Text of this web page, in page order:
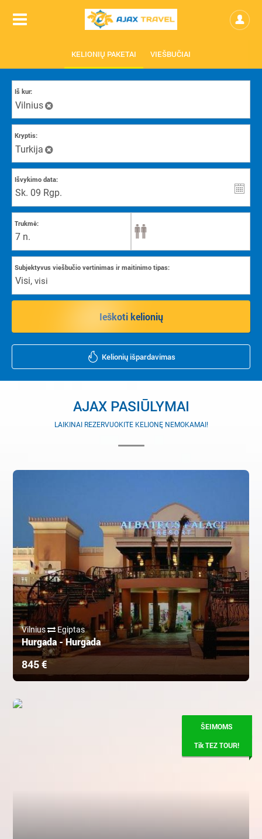
KELIONIŲ PAKETAI VIEŠBUČIAI
Iš kur:
Vilnius
Kryptis:
Turkija
Išvykimo data:
Trukmė:
7 n.
Subjektyvus viešbučio vertinimas ir maitinimo tipas:
Visi, visi
Ieškoti kelionių
Kelionių išpardavimas
AJAX PASIŪLYMAI
LAIKINAI REZERVUOKITE KELIONĘ NEMOKAMAI!
Vilnius Egiptas
Hurgada - Hurgada
845 €
ŠEIMOMS
Tik TEZ TOUR!